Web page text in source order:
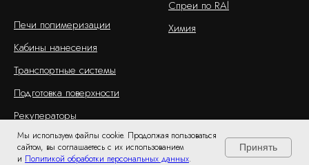
Печи полимеризации
Кабины нанесения
Транспортные системы
Подготовка поверхности
Рекуператоры
Спреи по RAl
Химия
Мы используем файлы cookie. Продолжая пользоваться
сайтом, вы соглашаетесь с их использованием
и Политикой обработки персональных данных.
Принять